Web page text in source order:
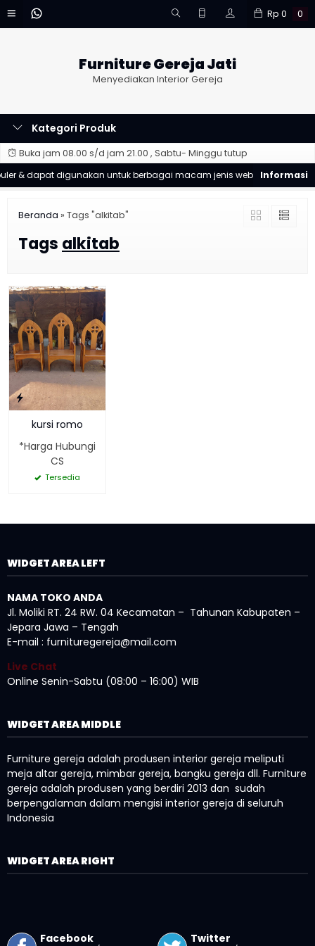
Rp 0 0
Furniture Gereja Jati
Menyediakan Interior Gereja
Kategori Produk
Buka jam 08.00 s/d jam 21.00 , Sabtu- Minggu tutup
& dapat digunakan untuk berbagai macam jenis website
Beranda » Tags "alkitab"
Tags alkitab
kursi romo
*Harga Hubungi
CS
Tersedia
WIDGET AREA LEFT
NAMA TOKO ANDA
Jl. Moliki RT. 24 RW. 04 Kecamatan – Tahunan Kabupaten –
Jepara Jawa – Tengah
E-mail : furnituregereja@mail.com
Live Chat
Online Senin-Sabtu (08:00 – 16:00) WIB
WIDGET AREA MIDDLE
Furniture gereja adalah produsen interior gereja meliputi
meja altar gereja, mimbar gereja, bangku gereja dll. Furniture
gereja adalah produsen yang berdiri 2013 dan sudah
berpengalaman dalam mengisi interior gereja di seluruh
Indonesia
WIDGET AREA RIGHT
Facebook Twitter